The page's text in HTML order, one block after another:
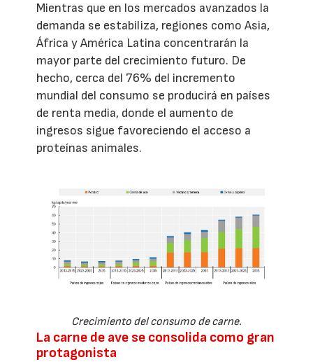
Mientras que en los mercados avanzados la
demanda se estabiliza, regiones como Asia,
África y América Latina concentrarán la
mayor parte del crecimiento futuro. De
hecho, cerca del 76% del incremento
mundial del consumo se producirá en países
de renta media, donde el aumento de
ingresos sigue favoreciendo el acceso a
proteínas animales.
Crecimiento del consumo de carne.
La carne de ave se consolida como gran
protagonista